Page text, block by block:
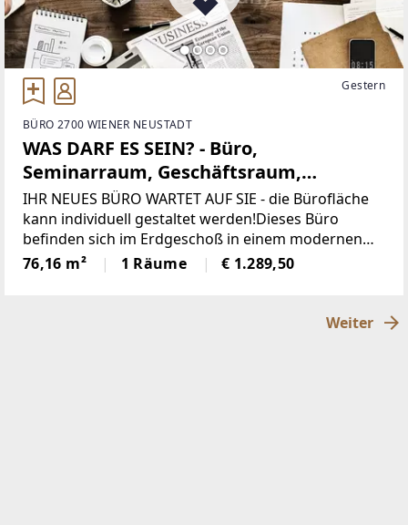
Gestern
BÜRO 2700 WIENER NEUSTADT
WAS DARF ES SEIN? - Büro,
Seminarraum, Geschäftsraum,
Therapieraum...
IHR NEUES BÜRO WARTET AUF SIE - die Bürofläche
kann individuell gestaltet werden!Dieses Büro
befinden sich im Erdgeschoß in einem modernen
Wohnhaus. Das Haus wurde 2018 komplett
generalsaniert und auf neuesten Stand gebracht.
76,16 m² 1 Räume € 1.289,50
Weiter